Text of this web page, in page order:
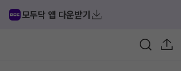
모두닥 앱 다운받기